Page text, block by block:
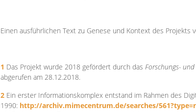
Einen ausführlichen Text zu Genese und Kontext des Projekts
1 Das Projekt wurde 2018 gefördert durch das Forschungs-
abgerufen am 28.12.2018.
2 Ein erster Informationskomplex entstand im Rahmen des
1990: http://archiv.mimecentrum.de/searches/